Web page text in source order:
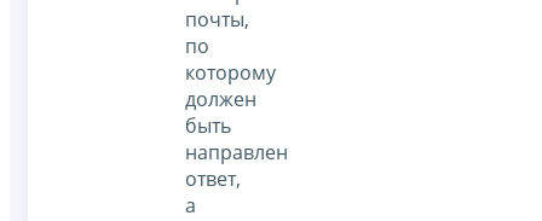
почты,
по
которому
должен
быть
направлен
ответ,
а